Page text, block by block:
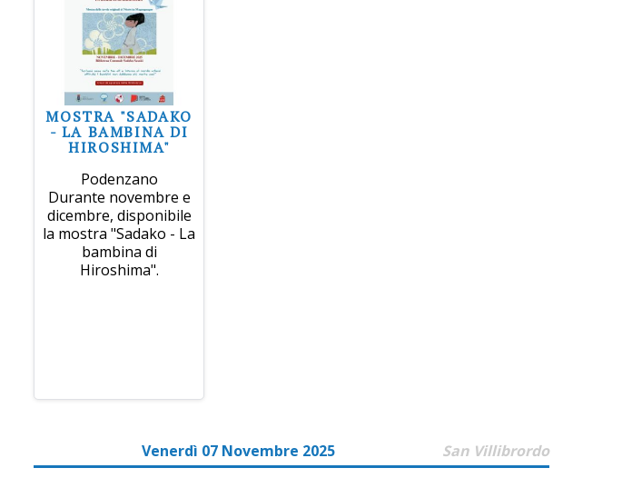
MOSTRA "SADAKO
- LA BAMBINA DI
HIROSHIMA"
Podenzano
Durante novembre e
dicembre, disponibile
la mostra "Sadako - La
bambina di
Hiroshima".
Venerdì 07 Novembre 2025 San Villibrordo